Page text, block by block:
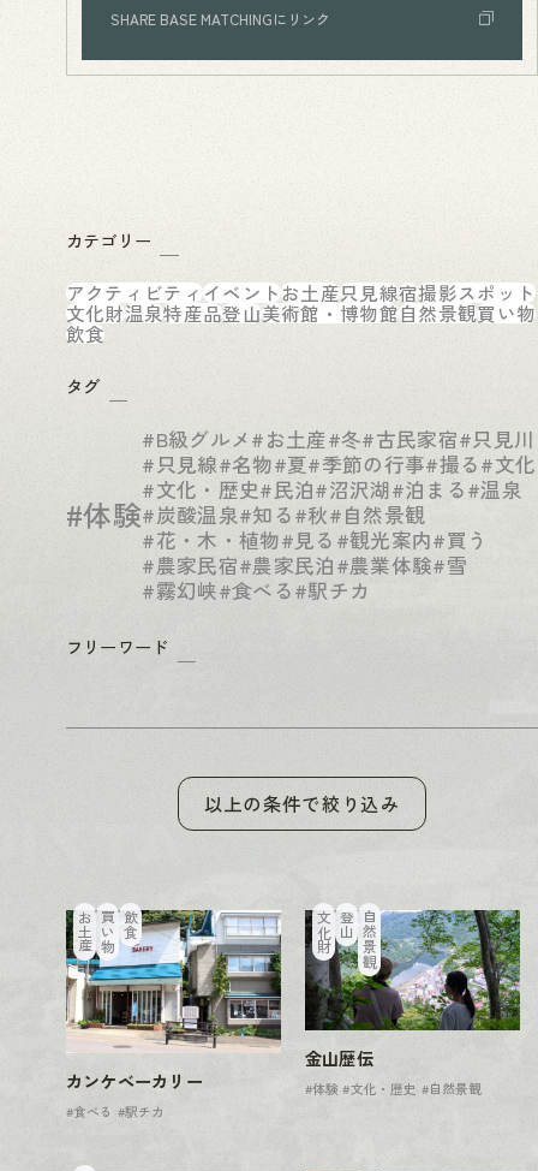
SHARE BASE MATCHINGにリンク
カテゴリー
アクティビティイベントお土産只見線宿撮影スポット
文化財温泉特産品登山美術館・博物館自然景観買い物
飲食
タグ
#体験
#B級グルメ #お土産#冬#古民家宿#只見川
#只見線#名物#夏#季節の行事#撮る#文化
#文化・歴史#民泊#沼沢湖#泊まる#温泉
#炭酸温泉#知る#秋#自然景観
#花・木・植物#見る #観光案内#買う
#農家民宿#農家民泊#農業体験#雪
#霧幻峡#食べる#駅チカ
フリーワード
以上の条件で絞り込み
カンケベーカリー
お土産買い物 飲食
#食べる #駅チカ
金山歴伝
文化財 登山 自然景観
#体験 #文化・歴史 #自然景観